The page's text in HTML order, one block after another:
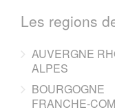
Les regions
AUVERGNE
ALPES
BOURGOGNE
FRANCHE-